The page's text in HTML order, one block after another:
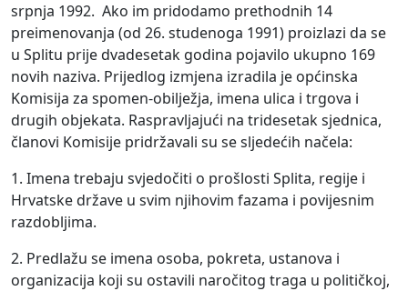
srpnja 1992. Ako im pridodamo prethodnih 14
preimenovanja (od 26. studenoga 1991) proizlazi da se
u Splitu prije dvadesetak godina pojavilo ukupno 169
novih naziva. Prijedlog izmjena izradila je općinska
Komisija za spomen-obilježja, imena ulica i trgova i
drugih objekata. Raspravljajući na tridesetak sjednica,
članovi Komisije pridržavali su se sljedećih načela:
1. Imena trebaju svjedočiti o prošlosti Splita, regije i
Hrvatske države u svim njihovim fazama i povijesnim
razdobljima.
2. Predlažu se imena osoba, pokreta, ustanova i
organizacija koji su ostavili naročitog traga u političkoj,